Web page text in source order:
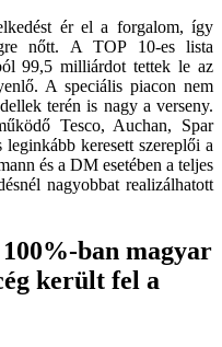
ér el a forgalom, így
nőtt. A TOP 10-es lista
99,5 milliárdot tettek le az
A speciális piacon nem
terén is nagy a verseny.
Tesco, Auchan, Spar
keresett szereplői a
és a DM esetében a teljes
nagyobbat realizálhatott
ban magyar
került fel a